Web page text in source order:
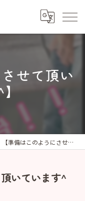
せて頂い
】
【準備はこのようにさせて頂いています^ ^】
いています^